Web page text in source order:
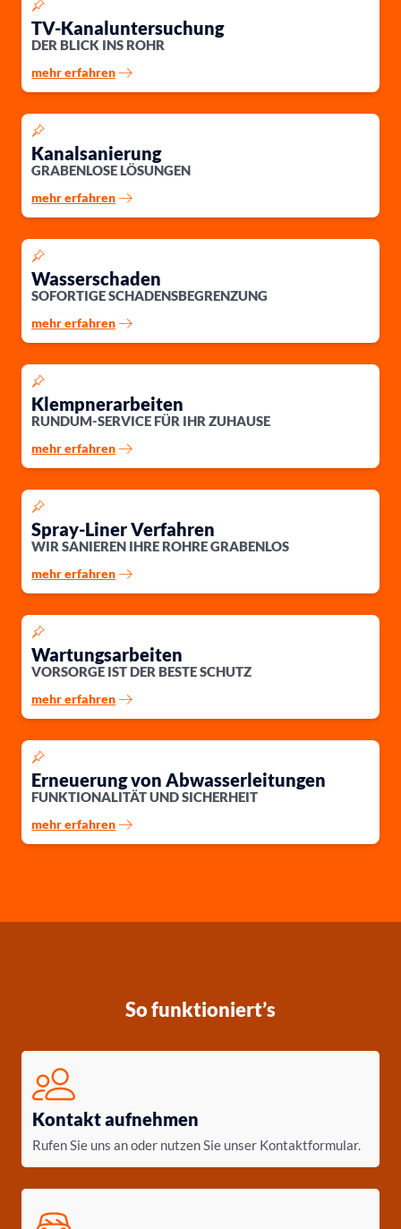
TV-Kanaluntersuchung
DER BLICK INS ROHR
mehr erfahren
Kanalsanierung
GRABENLOSE LÖSUNGEN
mehr erfahren
Wasserschaden
SOFORTIGE SCHADENSBEGRENZUNG
mehr erfahren
Klempnerarbeiten
RUNDUM-SERVICE FÜR IHR ZUHAUSE
mehr erfahren
Spray-Liner Verfahren
WIR SANIEREN IHRE ROHRE GRABENLOS
mehr erfahren
Wartungsarbeiten
VORSORGE IST DER BESTE SCHUTZ
mehr erfahren
Erneuerung von Abwasserleitungen
FUNKTIONALITÄT UND SICHERHEIT
mehr erfahren
So funktioniert’s
Kontakt aufnehmen
Rufen Sie uns an oder nutzen Sie unser Kontaktformular.